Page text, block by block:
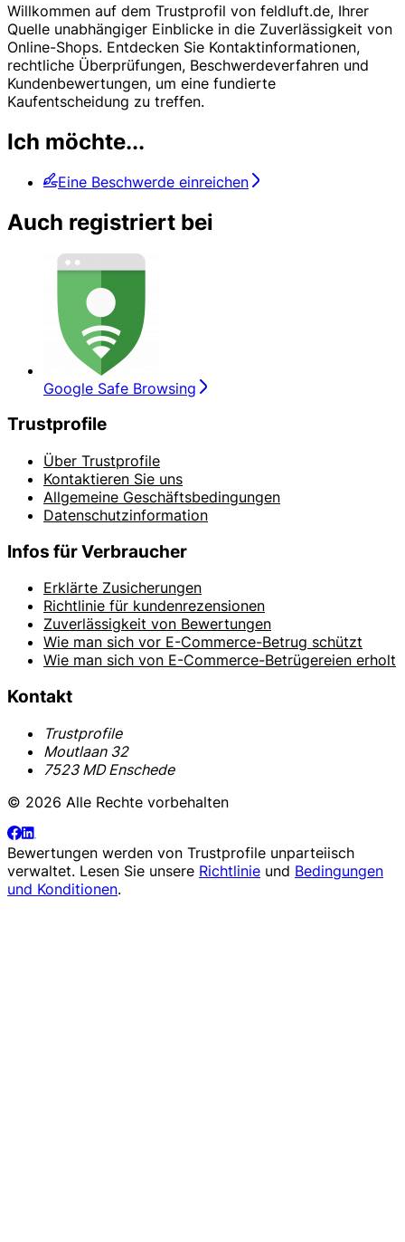
Willkommen auf dem Trustprofil von feldluft.de, Ihrer
Quelle unabhängiger Einblicke in die Zuverlässigkeit von
Online-Shops. Entdecken Sie Kontaktinformationen,
rechtliche Überprüfungen, Beschwerdeverfahren und
Kundenbewertungen, um eine fundierte
Kaufentscheidung zu treffen.
Ich möchte...
Eine Beschwerde einreichen
Auch registriert bei
Google Safe Browsing
Trustprofile
Über Trustprofile
Kontaktieren Sie uns
Allgemeine Geschäftsbedingungen
Datenschutzinformation
Infos für Verbraucher
Erklärte Zusicherungen
Richtlinie für kundenrezensionen
Zuverlässigkeit von Bewertungen
Wie man sich vor E-Commerce-Betrug schützt
Wie man sich von E-Commerce-Betrügereien erholt
Kontakt
Trustprofile
Moutlaan 32
7523 MD Enschede
© 2026 Alle Rechte vorbehalten
Bewertungen werden von Trustprofile unparteiisch
verwaltet. Lesen Sie unsere Richtlinie und Bedingungen
und Konditionen.